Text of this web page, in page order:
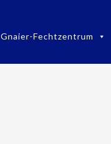
Fechtzentrum